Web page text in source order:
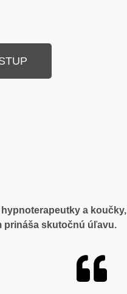
a
prináša skutočnú úľavu.